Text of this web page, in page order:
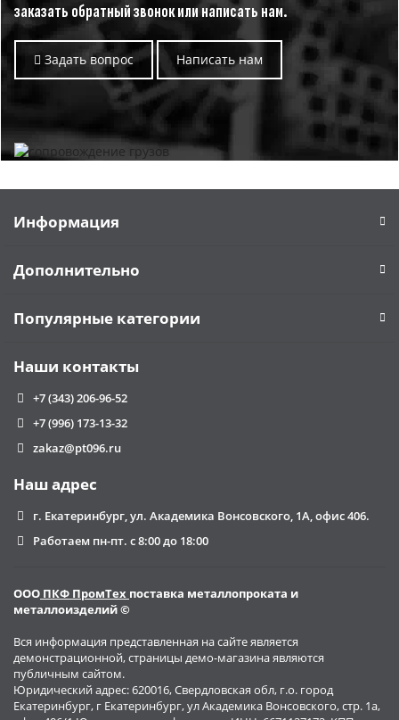
заказать обратный звонок или написать нам.
Задать вопрос Написать нам
Информация
Дополнительно
Популярные категории
Наши контакты
+7 (343) 206-96-52
+7 (996) 173-13-32
zakaz@pt096.ru
Наш адрес
г. Екатеринбург, ул. Академика Вонсовского, 1А, офис 406.
Работаем пн-пт. с 8:00 до 18:00
ООО ПКФ ПромТех поставка металлопроката и
металлоизделий ©
Вся информация представленная на сайте является
демонстрационной, страницы демо-магазина являются
публичным сайтом.
Юридический адрес: 620016, Свердловская обл, г.о. город
Екатеринбург, г Екатеринбург, ул Академика Вонсовского, стр. 1а,